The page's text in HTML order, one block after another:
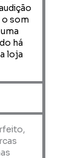
o som
há
loja